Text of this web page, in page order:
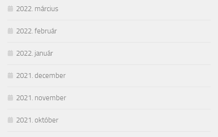
2022. március
2022. február
2022. január
2021. december
2021. november
2021. október